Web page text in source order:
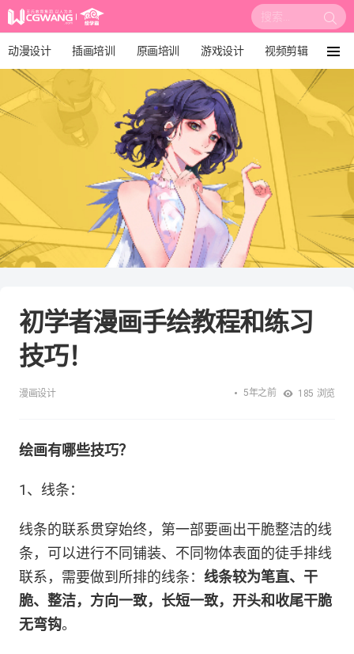
搜
索:
动漫设计 插画培训 原画培训 游戏设计 视频剪辑
影视后期 培训课程 动画设计
漫画设计 绘画教程 板绘培训
单
初学者漫画手绘教程和练习
技巧！
漫画设计 5年之前 185 浏览
绘画有哪些技巧？
1、线条：
线条的联系贯穿始终，第一部要画出干脆整洁的线
条，可以进行不同铺装、不同物体表面的徒手排线
联系，需要做到所排的线条： 线条较为笔直、干
脆、整洁，方向一致，长短一致，开头和收尾干脆
无弯钩。